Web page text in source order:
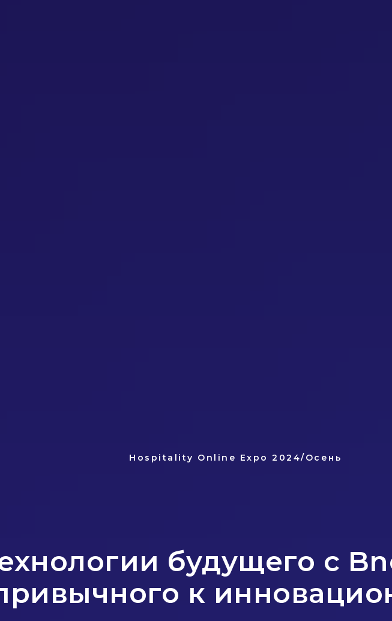
Hospitality Online Expo 2024/Осень
будущего с
к